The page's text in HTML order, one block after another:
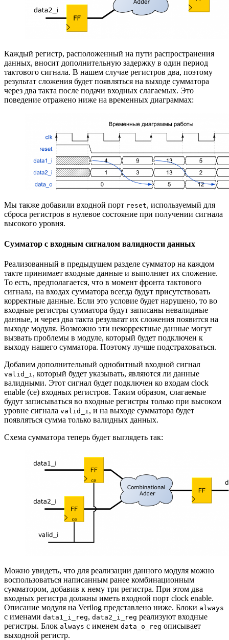
Каждый регистр, расположенный на пути распространения
данных, вносит дополнительную задержку в один период
тактового сигнала. В нашем случае регистров два, поэтому
результат сложения будет появляться на выходе сумматора
через два такта после подачи входных слагаемых. Это
поведение отражено ниже на временных диаграммах:
Мы также добавили входной порт reset, используемый для
сброса регистров в нулевое состояние при получении сигнала
высокого уровня.
Сумматор с входным сигналом валидности данных
Реализованный в предыдущем разделе сумматор на каждом
такте принимает входные данные и выполняет их сложение.
То есть, предполагается, что в момент фронта тактового
сигнала, на входах сумматора всегда будут присутствовать
корректные данные. Если это условие будет нарушено, то во
входные регистры сумматора будут записаны невалидные
данные, и через два такта результат их сложения появится на
выходе модуля. Возможно эти некорректные данные могут
вызвать проблемы в модуле, который будет подключен к
выходу нашего сумматора. Поэтому лучше подстраховаться.
Добавим дополнительный однобитный входной сигнал
valid_i , который будет указывать, являются ли данные
валидными. Этот сигнал будет подключен ко входам clock
enable (ce) входных регистров. Таким образом, слагаемые
будут записываться во входные регистры только при высоком
уровне сигнала valid_i , и на выходе сумматора будет
появляться сумма только валидных данных.
Схема сумматора теперь будет выглядеть так:
Можно увидеть, что для реализации данного модуля можно
воспользоваться написанным ранее комбинационным
сумматором, добавив к нему три регистра. При этом два
входных регистра должны иметь входной порт clock enable.
Описание модуля на Verilog представлено ниже. Блоки always
с именами data1_i_reg, data2_i_reg реализуют входные
регистры. Блок always с именем data_o_reg описывает
выходной регистр.